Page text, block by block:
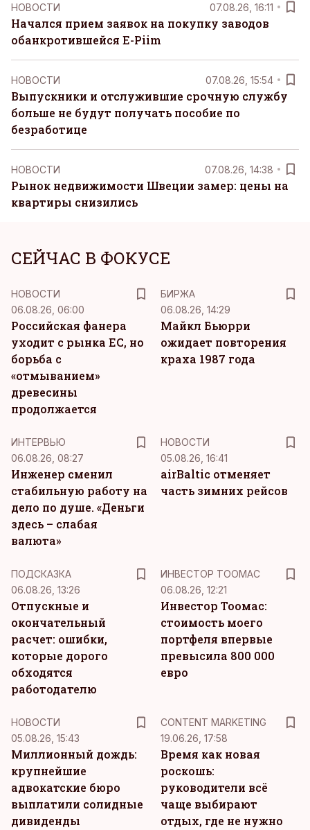
НОВОСТИ 07.08.26, 16:11
Начался прием заявок на покупку заводов
обанкротившейся E-Piim
НОВОСТИ 07.08.26, 15:54
Выпускники и отслужившие срочную службу
больше не будут получать пособие по
безработице
НОВОСТИ 07.08.26, 14:38
Рынок недвижимости Швеции замер: цены на
квартиры снизились
СЕЙЧАС В ФОКУСЕ
НОВОСТИ
06.08.26, 06:00
Российская фанера
уходит с рынка ЕС, но
борьба с
«отмыванием»
древесины
продолжается
БИРЖА
06.08.26, 14:29
Майкл Бьюрри
ожидает повторения
краха 1987 года
ИНТЕРВЬЮ
06.08.26, 08:27
Инженер сменил
стабильную работу на
дело по душе. «Деньги
здесь – слабая
валюта»
НОВОСТИ
05.08.26, 16:41
airBaltic отменяет
часть зимних рейсов
ПОДСКАЗКА
06.08.26, 13:26
Отпускные и
окончательный
расчет: ошибки,
которые дорого
обходятся
работодателю
ИНВЕСТОР ТООМАС
06.08.26, 12:21
Инвестор Тоомас:
стоимость моего
портфеля впервые
превысила 800 000
евро
НОВОСТИ
05.08.26, 15:43
Миллионный дождь:
крупнейшие
адвокатские бюро
выплатили солидные
дивиденды
CONTENT MARKETING
19.06.26, 17:58
Время как новая
роскошь:
руководители всё
чаще выбирают
отдых, где не нужно